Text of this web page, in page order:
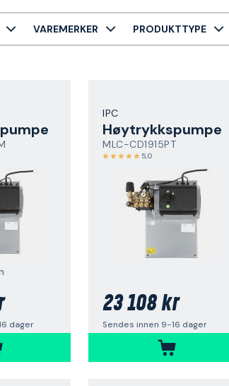
VAREMERKER PRODUKTTYPE
dager
IPC
Høytrykkspumpe
MLC-CD1915PT
5,0
23 108 kr
Sendes innen 9-16 dager